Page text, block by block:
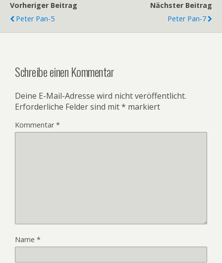
Vorheriger Beitrag
Peter Pan-5
Nächster Beitrag
Peter Pan-7
Schreibe einen Kommentar
Deine E-Mail-Adresse wird nicht veröffentlicht.
Erforderliche Felder sind mit* markiert
Kommentar*
Name *